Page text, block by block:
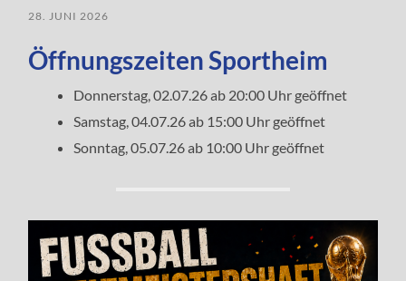
28. JUNI 2026
Öffnungszeiten Sportheim
Donnerstag, 02.07.26 ab 20:00 Uhr geöffnet
Samstag, 04.07.26 ab 15:00 Uhr geöffnet
Sonntag, 05.07.26 ab 10:00 Uhr geöffnet